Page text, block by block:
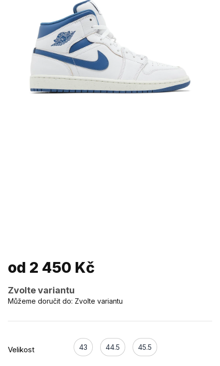
od 2 450 Kč
Zvolte variantu
Velikost 43 44.5 45.5
Můžeme doručit do: Zvolte variantu